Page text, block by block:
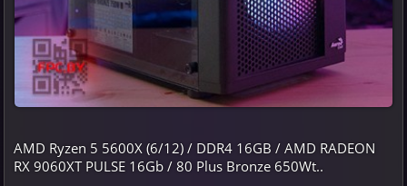
AMD Ryzen 5 5600X (6/12) / DDR4 16GB / AMD RADEON
RX 9060XT PULSE 16Gb / 80 Plus Bronze 650Wt..